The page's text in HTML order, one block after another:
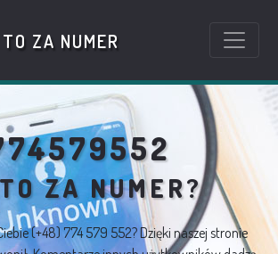
ZA NUMER
ZA NUMER?
(+48) 774 579 552? Dzięki naszej stronie